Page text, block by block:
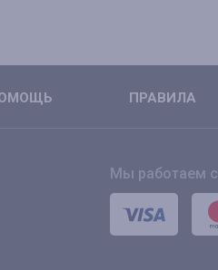
ПРАВИЛА
Мы работаем с